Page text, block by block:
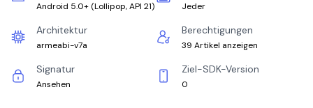
Android 5.0+ (Lollipop, API 21) Jeder
Architektur
armeabi-v7a
Berechtigungen
39 Artikel anzeigen
Signatur
Ansehen
Ziel-SDK-Version
0